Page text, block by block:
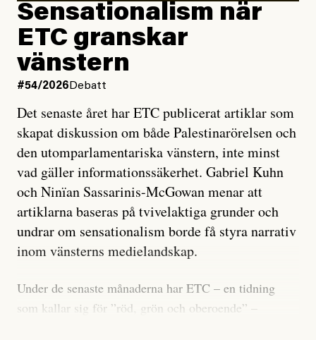
Sensationalism när
ETC granskar
vänstern
#54/2026 Debatt
Det senaste året har ETC publicerat artiklar som
skapat diskussion om både Palestinarörelsen och
den utomparlamentariska vänstern, inte minst
vad gäller informationssäkerhet. Gabriel Kuhn
och Ninïan Sassarinis-McGowan menar att
artiklarna baseras på tvivelaktiga grunder och
undrar om sensationalism borde få styra narrativ
inom vänsterns medielandskap.
Under de senaste månaderna har ETC – en tidning
som kallar sig för ”röd, grön och oberoende” –